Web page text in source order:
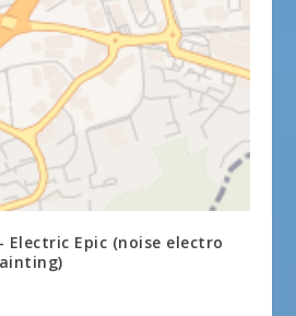
Electric Epic (noise electro